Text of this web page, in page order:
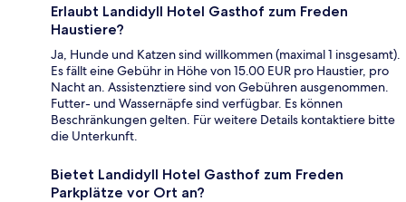
Erlaubt Landidyll Hotel Gasthof zum Freden
Haustiere?
Ja, Hunde und Katzen sind willkommen (maximal 1 insgesamt).
Es fällt eine Gebühr in Höhe von 15.00 EUR pro Haustier, pro
Nacht an. Assistenztiere sind von Gebühren ausgenommen.
Futter- und Wassernäpfe sind verfügbar. Es können
Beschränkungen gelten. Für weitere Details kontaktiere bitte
die Unterkunft.
Bietet Landidyll Hotel Gasthof zum Freden
Parkplätze vor Ort an?